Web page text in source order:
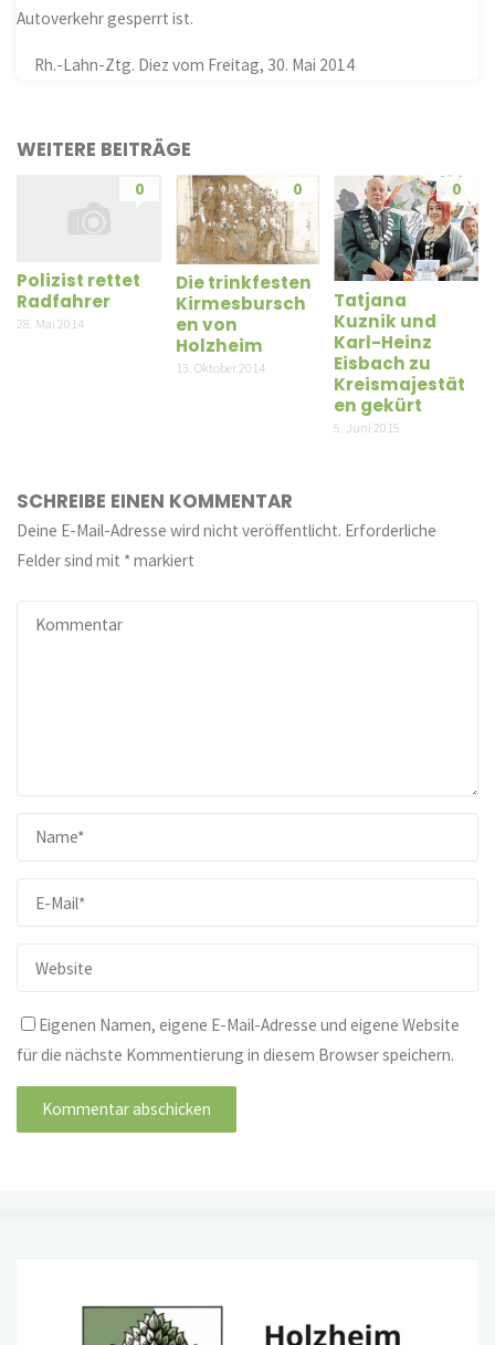
Autoverkehr gesperrt ist.
Rh.-Lahn-Ztg. Diez vom Freitag, 30. Mai 2014
WEITERE BEITRÄGE
0
Polizist rettet
Radfahrer
28. Mai 2014
0
Die trinkfesten
Kirmesbursch
en von
Holzheim
13. Oktober 2014
0
Tatjana
Kuznik und
Karl-Heinz
Eisbach zu
Kreismajestät
en gekürt
5. Juni 2015
SCHREIBE EINEN KOMMENTAR
Deine E-Mail-Adresse wird nicht veröffentlicht. Erforderliche
Felder sind mit *markiert
Eigenen Namen, eigene E-Mail-Adresse und eigene Website
für die nächste Kommentierung in diesem Browser speichern.